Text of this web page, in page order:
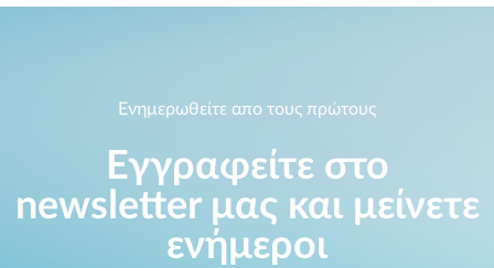
Ενημερωθείτε απο τους πρώτους
Εγγραφείτε στο
newsletter μας και μείνετε
ενήμεροι